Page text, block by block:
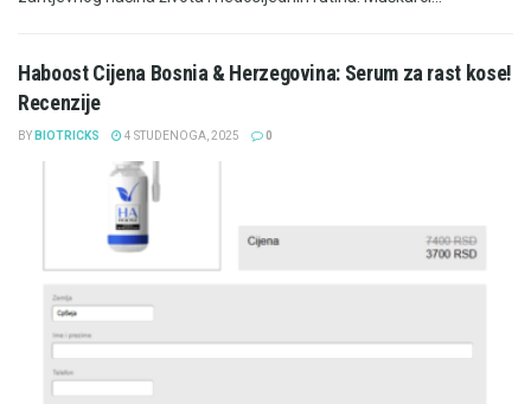
Haboost Cijena Bosnia & Herzegovina: Serum za rast kose!
Recenzije
BY BIOTRICKS 4 STUDENOGA, 2025 0